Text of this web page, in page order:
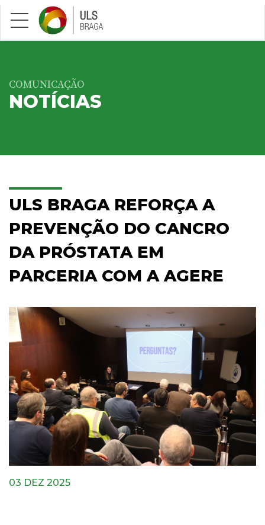
Saltar para conteúdo principal
COMUNICAÇÃO
NOTÍCIAS
ULS BRAGA REFORÇA A
PREVENÇÃO DO CANCRO
DA PRÓSTATA EM
PARCERIA COM A AGERE
03 DEZ 2025